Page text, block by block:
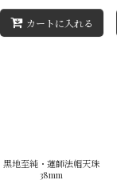
カートに入れる
黒地至純・蓮師法帽天珠
38mm